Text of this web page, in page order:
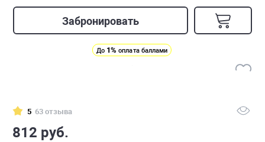
Забронировать
До 1% оплата баллами
5 63 отзыва
812 руб.